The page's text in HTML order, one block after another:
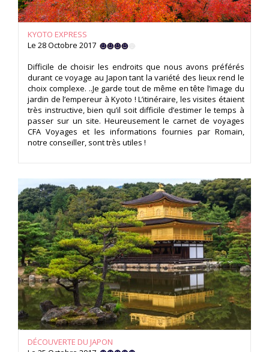
KYOTO EXPRESS
Le 28 Octobre 2017
Difficile de choisir les endroits que nous avons préférés
durant ce voyage au Japon tant la variété des lieux rend le
choix complexe. ..Je garde tout de même en tête l’image du
jardin de l’empereur à Kyoto ! L’itinéraire, les visites étaient
très instructive, bien qu’il soit difficile d’estimer le temps à
passer sur un site. Heureusement le carnet de voyages
CFA Voyages et les informations fournies par Romain,
notre conseiller, sont très utiles !
DÉCOUVERTE DU JAPON